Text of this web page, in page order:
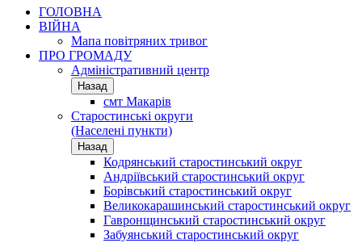
ГОЛОВНА
ВІЙНА
Мапа повітряних тривог
ПРО ГРОМАДУ
Aдміністративний центр
Назад
смт Макарів
Старостинські округи
(Населені пункти)
Назад
Кодрянський старостинський округ
Андріївський старостинський округ
Борівський старостинський округ
Великокарашинський старостинський округ
Гавронщинський старостинський округ
Забуянський старостинський округ